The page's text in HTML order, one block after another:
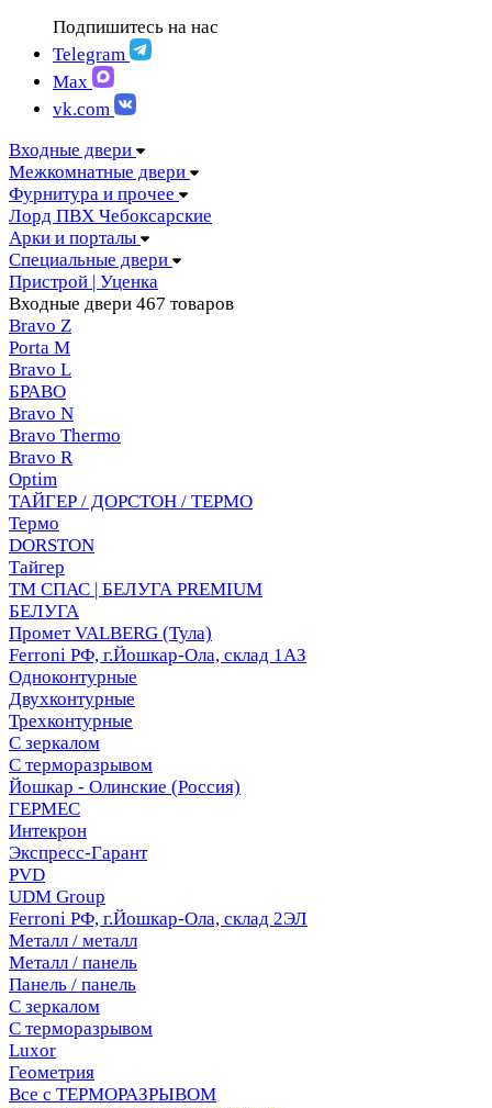
ЛОРД Чебоксары
Складные двери
Скрытые двери
FELICIA | Феличия
FUTURISTIC | Футуристик
ITALY | Италия
KANTRI | Кантри
LUMI LINE | Люми лайн
MIA MARIA | Мия Мария
MILETTI | Милетти
MODERN | Модерн
MOLLE | Молле
MONTE | Монте
PRIMA | Прима
RENAISSANCE | Ренессанс
RILIEVO | Рильево
STYLE | Стайл
TECHNO | Техно
TOCCO | ТОККО
VILLA KANTRI | Вилла кантри
Подпишитесь на нас
Telegram
Max
vk.com
Входные двери
Межкомнатные двери
Фурнитура и прочее
Лорд ПВХ Чебоксарские
Арки и порталы
Специальные двери
Пристрой | Уценка
Входные двери 467 товаров
Bravo Z
Porta М
Bravo L
БРАВО
Bravo N
Bravo Thermo
Bravo R
Optim
ТАЙГЕР / ДОРСТОН / ТЕРМО
Термо
DORSTON
Тайгер
ТМ СПАС | БЕЛУГА PREMIUM
БЕЛУГА
Промет VALBERG (Тула)
Ferroni РФ, г.Йошкар-Ола, склад 1АЗ
Одноконтурные
Двухконтурные
Трехконтурные
С зеркалом
С терморазрывом
Йошкар - Олинские (Россия)
ГЕРМЕС
Интекрон
Экспресс-Гарант
PVD
UDM Group
Ferroni РФ, г.Йошкар-Ола, склад 2ЭЛ
Металл / металл
Металл / панель
Панель / панель
С зеркалом
С терморазрывом
Luxor
Геометрия
Все с ТЕРМОРАЗРЫВОМ